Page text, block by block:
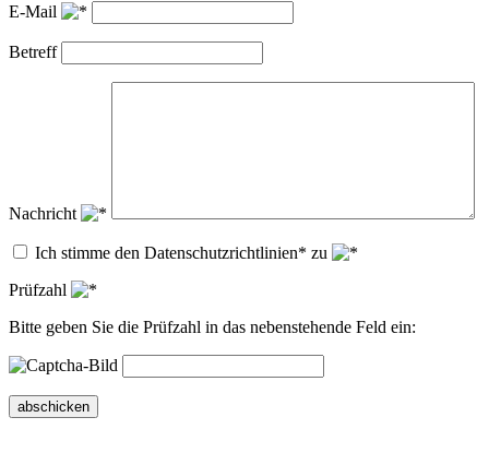
E-Mail
Betreff
Nachricht
Ich stimme den Datenschutzrichtlinien* zu
Prüfzahl
Bitte geben Sie die Prüfzahl in das nebenstehende Feld ein:
abschicken